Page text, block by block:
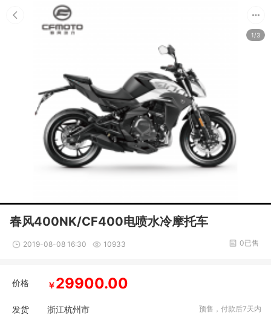
1/3
春风400NK/CF400电喷水冷摩托车
2019-08-08 16:30 10933 0已售
价格 ￥29900.00
发货 浙江杭州市 预售，付款后7天内